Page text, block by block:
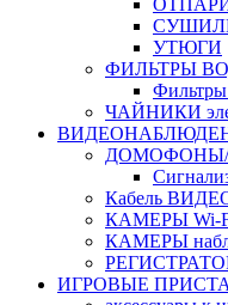
УТЮГИ
ФИЛЬТРЫ
ЧАЙНИКИ
Кабель
КАМЕРЫ Wi-
КАМЕРЫ
ИГРОВЫЕ